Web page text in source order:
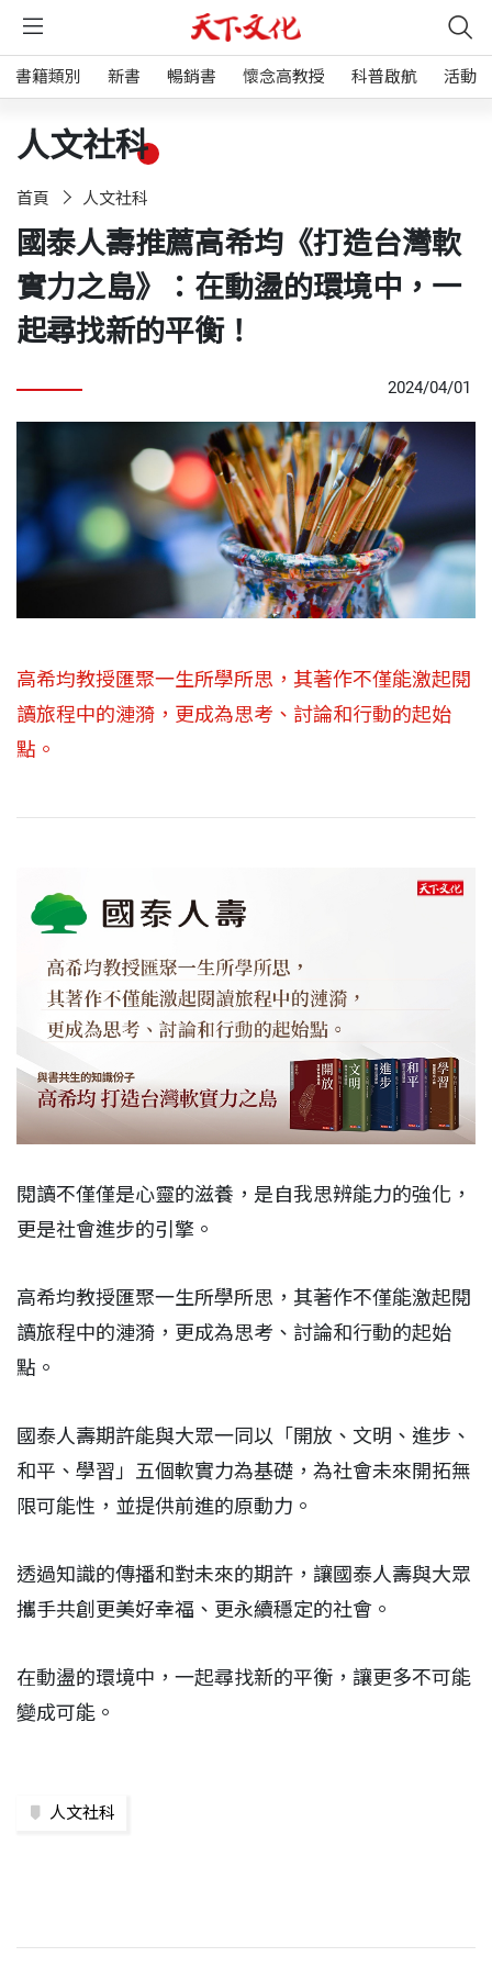
書籍類別 新書 暢銷書 懷念高教授 科普啟航 活動
人文社科
首頁 人文社科
國泰人壽推薦高希均《打造台灣軟
實力之島》：在動盪的環境中，一
起尋找新的平衡！
2024/04/01
高希均教授匯聚一生所學所思，其著作不僅能激起閱
讀旅程中的漣漪，更成為思考、討論和行動的起始
點。
閱讀不僅僅是心靈的滋養，是自我思辨能力的強化，
更是社會進步的引擎。
高希均教授匯聚一生所學所思，其著作不僅能激起閱
讀旅程中的漣漪，更成為思考、討論和行動的起始
點。
國泰人壽期許能與大眾一同以「開放、文明、進步、
和平、學習」五個軟實力為基礎，為社會未來開拓無
限可能性，並提供前進的原動力。
透過知識的傳播和對未來的期許，讓國泰人壽與大眾
攜手共創更美好幸福、更永續穩定的社會。
在動盪的環境中，一起尋找新的平衡，讓更多不可能
變成可能。
人文社科